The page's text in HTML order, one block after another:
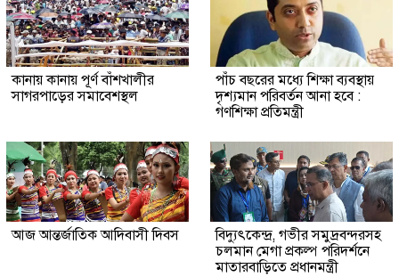
কানায় কানায় পূর্ণ বাঁশখালীর
সাগরপাড়ের সমাবেশস্থল
পাঁচ বছরের মধ্যে শিক্ষা ব্যবস্থায়
দৃশ্যমান পরিবর্তন আনা হবে :
গণশিক্ষা প্রতিমন্ত্রী
আজ আন্তর্জাতিক আদিবাসী দিবস
বিদ্যুৎকেন্দ্র, গভীর সমুদ্রবন্দরসহ
চলমান মেগা প্রকল্প পরিদর্শনে
মাতারবাড়িতে প্রধানমন্ত্রী